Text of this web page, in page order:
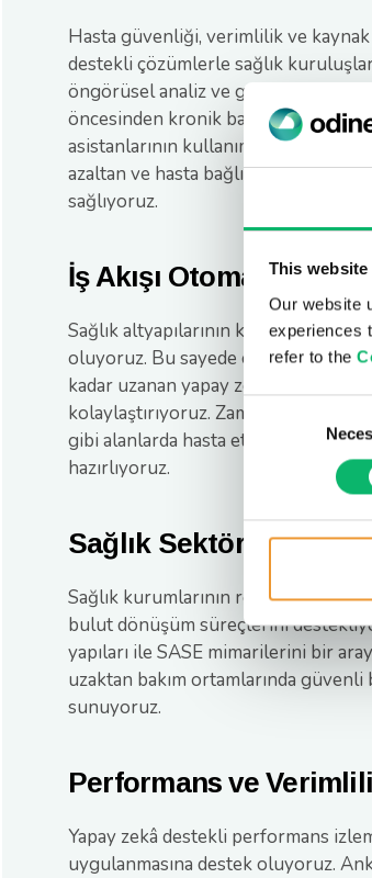
This
Our website
experiences
refer to the
Consent
Selection
Hasta güvenliği, verimlilik ve
destekli çözümlerle sağlık
öngörüsel analiz ve gerçek zamanlı
öncesinden kronik bakıma kadar
asistanlarının kullanımını mümkün
azaltan ve hasta bağlılığını
sağlıyoruz.
İş Akışı Otomasyonu
Sağlık altyapılarının kesintisiz ve
oluyoruz. Bu sayede çağrı
kadar uzanan yapay zekâ destekli
kolaylaştırıyoruz. Zaman yönetimi,
gibi alanlarda hasta etkileşimini
hazırlıyoruz.
Sağlık Sektörüne Özel
Sağlık kurumlarının
bulut dönüşüm süreçlerini
yapıları ile SASE mimarilerini bir
uzaktan bakım ortamlarında güvenli
sunuyoruz.
Performans ve
Yapay zekâ destekli performans
uygulanmasına destek oluyoruz.